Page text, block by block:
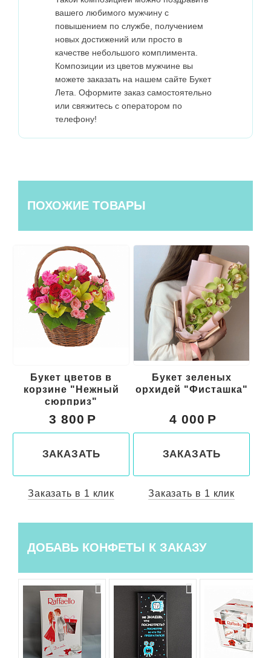
вашего любимого мужчину с
повышением по службе, получением
новых достижений или просто в
качестве небольшого комплимента.
Композиции из цветов мужчине вы
можете заказать на нашем сайте Букет
Лета. Оформите заказ самостоятельно
или свяжитесь с оператором по
телефону!
ПОХОЖИЕ ТОВАРЫ
Букет цветов в
корзине "Нежный
сюрприз"
3 800
ЗАКАЗАТЬ
Заказать в 1 клик
Букет зеленых
орхидей "Фисташка"
4 000
ЗАКАЗАТЬ
Заказать в 1 клик
ДОБАВЬ КОНФЕТЫ К ЗАКАЗУ